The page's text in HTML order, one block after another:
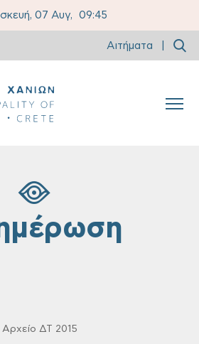
07 Αυγ, 09:45
Αιτήματα
Αρχείο ΔΤ 2015